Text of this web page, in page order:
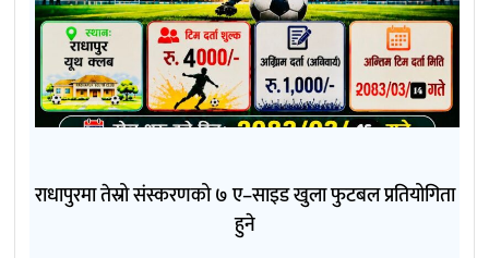
राधापुरमा तेस्रो संस्करणको ७ ए–साइड खुला फुटबल प्रतियोगिता
हुने